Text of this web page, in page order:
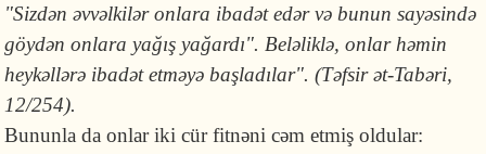
"Sizdən əvvəlkilər onlara ibadət edər və bunun sayəsində
göydən onlara yağış yağardı". Beləliklə, onlar həmin
heykəllərə ibadət etməyə başladılar". (Təfsir ət-Tabəri,
12/254).
Bununla da onlar iki cür fitnəni cəm etmiş oldular: